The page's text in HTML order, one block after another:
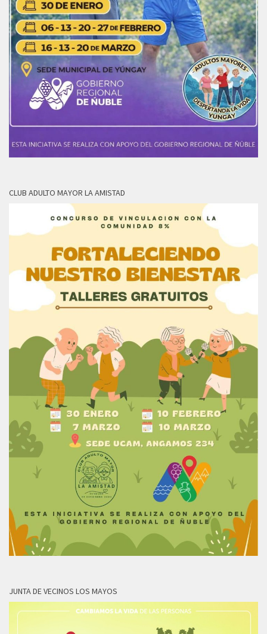
CLUB ADULTO MAYOR LA AMISTAD
JUNTA DE VECINOS LOS MAYOS